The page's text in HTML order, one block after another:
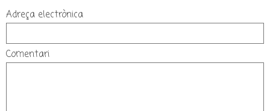
Adreça electrònica
Comentari